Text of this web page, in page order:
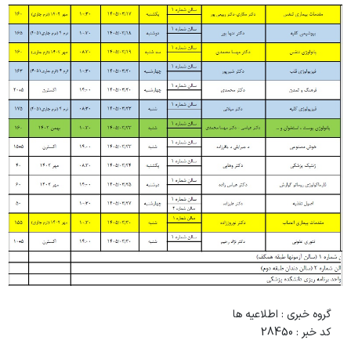
مرکز تحقیقاتی نوروفیزیولوژی
اساتید
سیاست های حمایتی پژوهشی
فرم ها و فرایند های پژوهشی
اساتید مشاور
مسئول اساتید مشاور
استاد مشاور
تقویم آموزشی
تقویم دانشگاهی
برنامه هفتگی
راهنمای جامع اعتباربخشی
راهنمای جامع اعتباربخشی
گروه خبری : اطلاعیه ها
کد خبر : 28450